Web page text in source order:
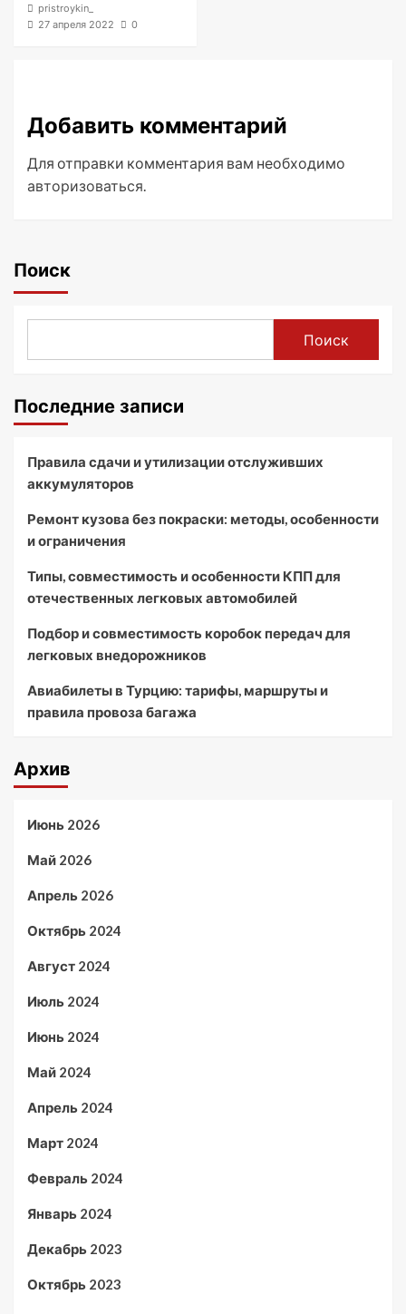
pristroykin_
27 апреля 2022
0
Добавить комментарий
Для отправки комментария вам необходимо
авторизоваться.
Поиск
Поиск
Последние записи
Правила сдачи и утилизации отслуживших
аккумуляторов
Ремонт кузова без покраски: методы, особенности
и ограничения
Типы, совместимость и особенности КПП для
отечественных легковых автомобилей
Подбор и совместимость коробок передач для
легковых внедорожников
Авиабилеты в Турцию: тарифы, маршруты и
правила провоза багажа
Архив
Июнь 2026
Май 2026
Апрель 2026
Октябрь 2024
Август 2024
Июль 2024
Июнь 2024
Май 2024
Апрель 2024
Март 2024
Февраль 2024
Январь 2024
Декабрь 2023
Октябрь 2023